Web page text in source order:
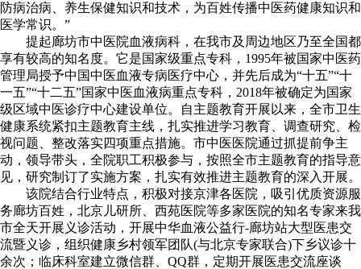
防病治病、养生保健知识和技术，为百姓传播中医药健康知识和
医学常识。”
提起廊坊市中医院血液病科，在我市及周边地区乃至全国都
享有较高的知名度。它是国家级重点专科，1995年被国家中医药
管理局授予中国中医血液专病医疗中心，并先后成为“十五”“十
一五”“十二五”国家中医血液病重点专科，2018年被确定为国家
级区域中医诊疗中心建设单位。自主题教育开展以来，全市卫生
健康系统紧扣主题教育主线，扎实推进学习教育、调查研究、检
视问题、整改落实四项重点措施。市中医医院通过抓提前争主
动，领导带头，全院职工积极参与，按照全市主题教育的指导意
见，研究制订了实施方案，扎实有效推进主题教育的深入开展。
该院结合行业特点，积极对接京津各医院，吸引优质资源服
务廊坊百姓，北京儿研所、西苑医院等多家医院的知名专家来我
市全天开展义诊活动，开展中华血液公益行-廊坊站大型医患交
流暨义诊，组织健康乡村领军团队(与北京专家联合)下乡议诊十
余次；临床科室建立微信群、QQ群，定期开展医患交流座谈